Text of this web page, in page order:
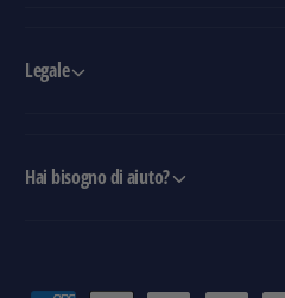
Legale
Hai bisogno di aiuto?